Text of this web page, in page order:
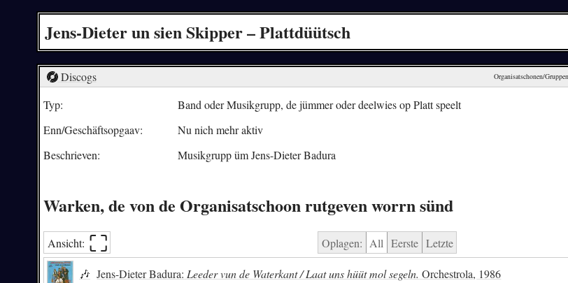
Jens-Dieter un sien Skipper – Plattdüütsch
Discogs Organisatschonen/
Typ:
Band oder Musikgrupp, de jümmer oder deelwies op Platt speelt
Enn/Geschäftsopgaav:
Nu nich mehr aktiv
Beschrieven:
Musikgrupp üm Jens-Dieter Badura
Warken, de von de Organisatschoon rutgeven worrn sünd
Ansicht: ⛶︎ Oplagen: All Eerste Letzte
🎶 Jens-Dieter Badura: Leeder vun de Waterkant / Laat uns hüüt mol segeln. Orchestrola, 1986